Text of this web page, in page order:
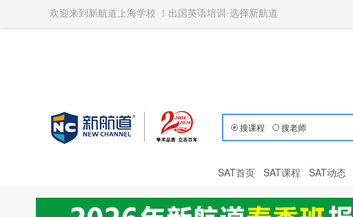
欢迎来到新航道上海学校 ！出国英语培训·选择新航道
搜课程 搜老师
SAT首页 SAT课程 SAT动态